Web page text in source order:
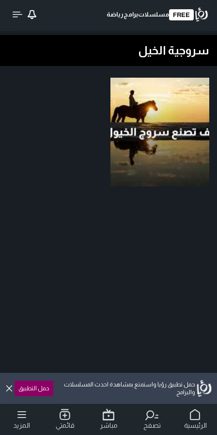
FREE مسلسلاتبرامج رياضة
سروجية الخيل
حمل تطبيق رؤيا واستمتع بمشاهدة احدث المسلسلات
والبرامج
حمل التطبيق
الرئيسية تصفح مباشر قائمتي المزيد